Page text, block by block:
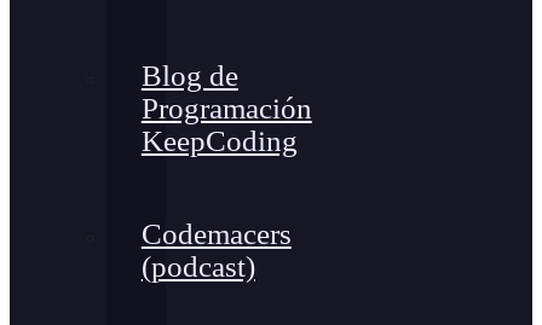
Blog de
Programación
KeepCoding
Codemacers
(podcast)